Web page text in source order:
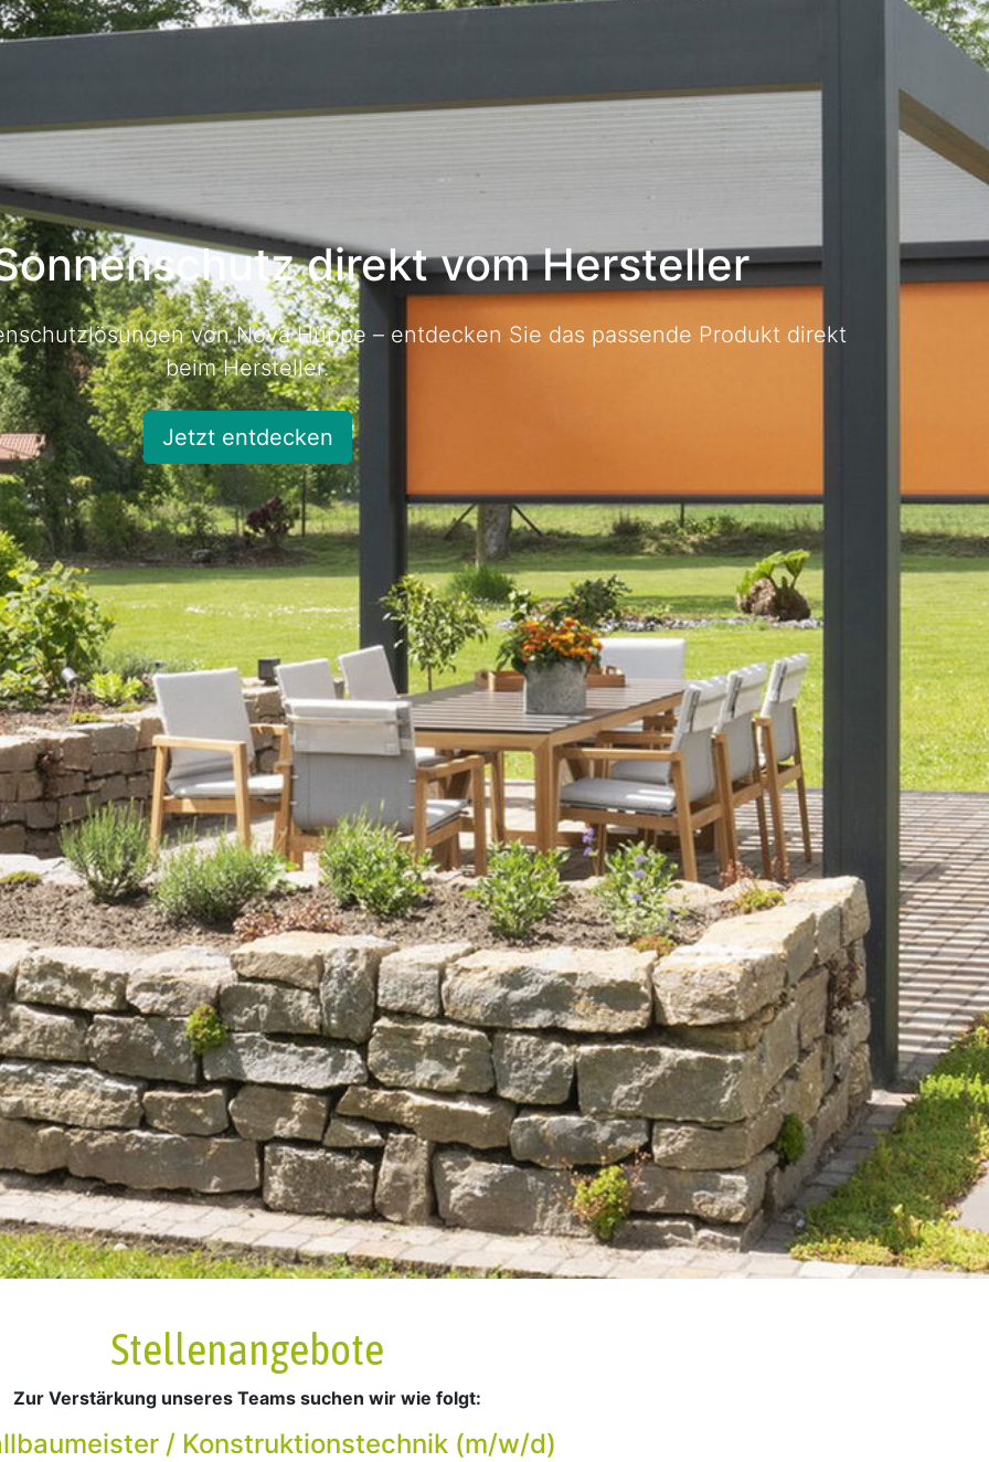
direkt vom Hersteller
von Nova Hüppe – entdecken Sie das passende Produkt direkt
beim Hersteller.
Jetzt entdecken
Stellenangebote
Zur Verstärkung unseres Teams suchen wir wie folgt:
/ Konstruktionstechnik (m/w/d)